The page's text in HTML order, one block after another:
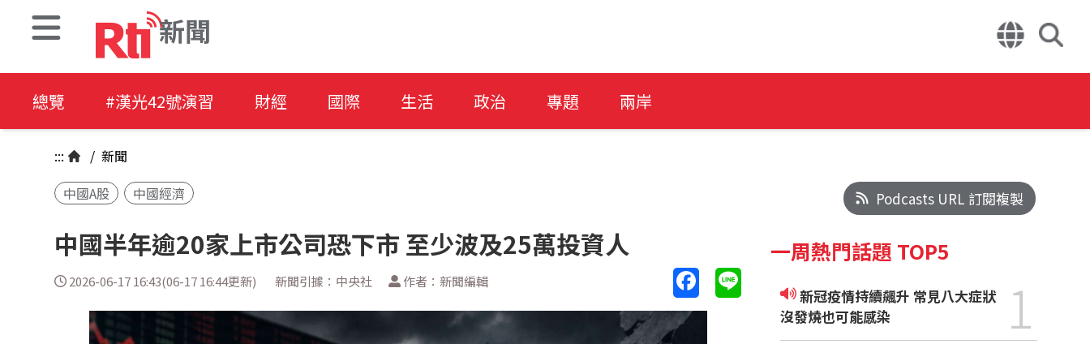
新聞
總覽 #漢光42號演習 財經 國際 生活 政治 專題 兩岸
::: / 新聞
中國A股
中國經濟
中國半年逾20家上市公司恐下市 至少波及25萬投資人
2026-06-17 16:43(06-17 16:44更新) 新聞引據：中央社 作者：新聞編輯
Podcasts URL 訂閱複製
一周熱門話題 TOP5
新冠疫情持續飆升 常見八大症狀
沒發燒也可能感染
1